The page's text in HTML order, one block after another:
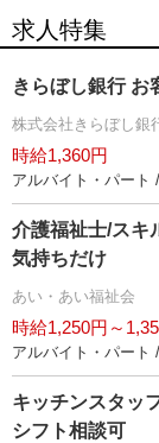
求人特集
きらぼし銀行 お
株式会社きらぼし銀
時給1,360円
アルバイト・パート
介護福祉士/スキ
気持ちだけ
あい・あい福祉会
時給1,250円～
アルバイト・パート
キッチンスタッ
シフト相談可